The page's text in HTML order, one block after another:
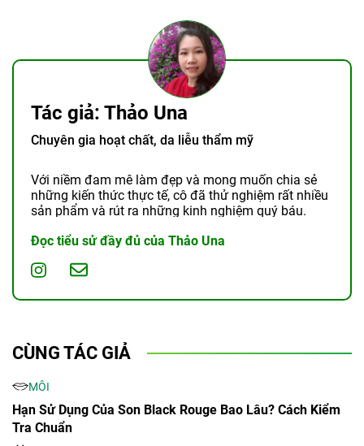
Tác giả: Thảo Una
Chuyên gia hoạt chất, da liễu thẩm mỹ
Với niềm đam mê làm đẹp và mong muốn chia sẻ
những kiến thức thực tế, cô đã thử nghiệm rất nhiều
sản phẩm và rút ra những kinh nghiệm quý báu.
Đọc tiểu sử đầy đủ của Thảo Una
CÙNG TÁC GIẢ
MÔI
Hạn Sử Dụng Của Son Black Rouge Bao Lâu? Cách Kiểm
Tra Chuẩn